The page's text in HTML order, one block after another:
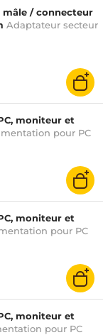
! Explorez le rayon
de voyage
de brancher
d'un équipement
mâle / connecteur
Adaptateur secteur
moniteur et
pour PC
moniteur et
pour PC
moniteur et
pour PC